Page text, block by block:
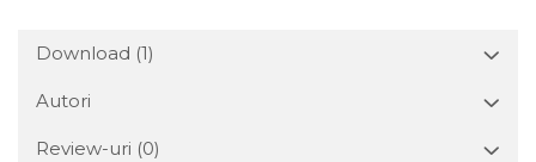
Download (1)
Autori
Review-uri (0)